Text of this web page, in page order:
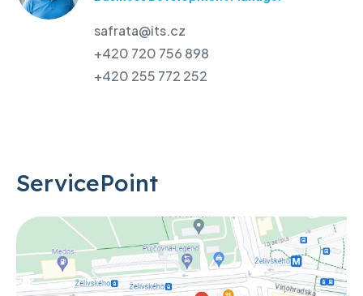
safrata@its.cz
+420 720 756 898
+420 255 772 252
ServicePoint